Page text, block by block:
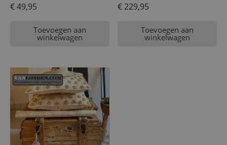
€49,95
Toevoegen aan
winkelwagen
€229,95
Toevoegen aan
winkelwagen